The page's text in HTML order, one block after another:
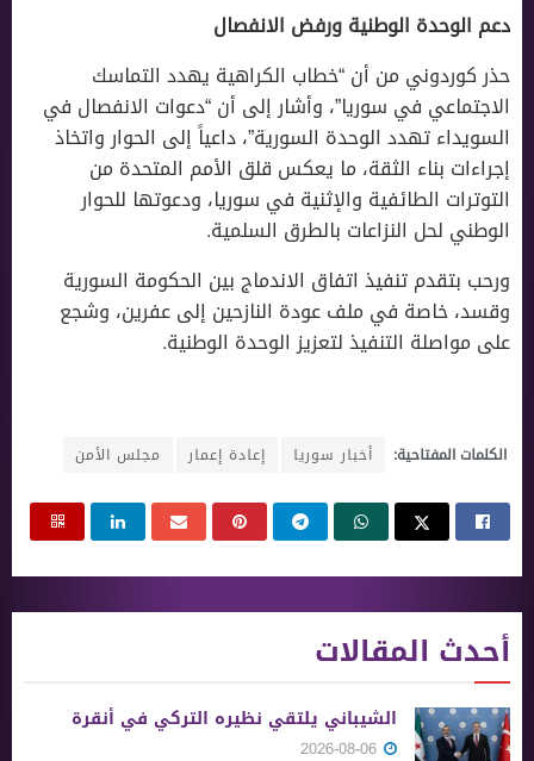
دعم الوحدة الوطنية ورفض الانفصال
حذر كوردوني من أن “خطاب الكراهية يهدد التماسك
الاجتماعي في سوريا”، وأشار إلى أن “دعوات الانفصال في
السويداء تهدد الوحدة السورية”، داعياً إلى الحوار واتخاذ
إجراءات بناء الثقة، ما يعكس قلق الأمم المتحدة من
التوترات الطائفية والإثنية في سوريا، ودعوتها للحوار
الوطني لحل النزاعات بالطرق السلمية.
ورحب بتقدم تنفيذ اتفاق الاندماج بين الحكومة السورية
وقسد، خاصة في ملف عودة النازحين إلى عفرين، وشجع
على مواصلة التنفيذ لتعزيز الوحدة الوطنية.
الكلمات المفتاحية: أخبار سوريا إعادة إعمار مجلس الأمن
أحدث المقالات
الشيباني يلتقي نظيره التركي في أنقرة